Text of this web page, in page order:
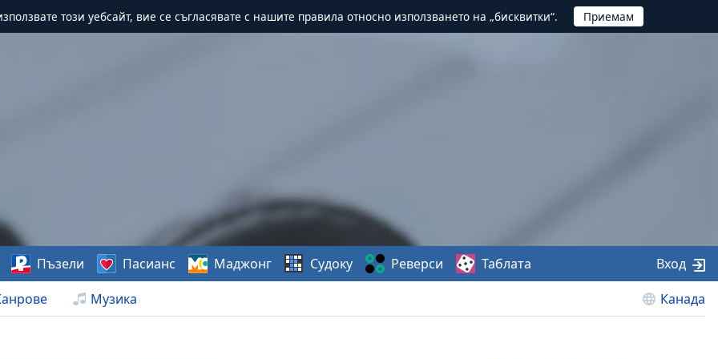
този уебсайт, вие се съгласявате с нашите правила относно използването на „бисквитки“.
Музика Канада
Пъзели Пасианс Маджонг Судоку Реверси Таблата Вход